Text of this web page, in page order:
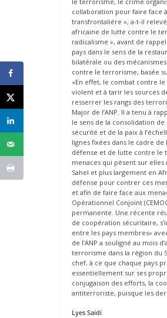
collaboration pour faire face
transfrontalière », a-t-il
africaine de lutte contre le
radicalisme », avant de
pays dans le sens de la
bilatérale ou des
contre le terrorisme, basée
«En effet, le combat contre
violent et à tarir les sources
resserrer les rangs des
Major de l’ANP. Il a tenu à
le sens de la consolidation
sécurité et de la paix à
lignes fixées dans le cadre
défense et de lutte contre le
menaces qui pèsent sur
Sahel et plus largement en
défense pour contrer ces
et afin de faire face aux
Opérationnel Conjoint
permanente. Une récente
de coopération sécuritaire,
entre les pays membres»
de l’ANP a souligné au mois
terrorisme dans la région du
chef, à ce que chaque pays
essentiellement sur ses
conjugaison des efforts, la
antiterroriste, puisque les
Lyes Saidi